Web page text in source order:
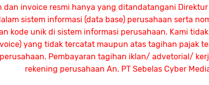
dan invoice resmi hanya yang ditandatangani Direktur
sistem informasi (data base) perusahaan serta
kode unik di sistem informasi perusahaan. Kami
yang tidak tercatat maupun atas tagihan pajak
Pembayaran tagihan iklan/ advetorial/
rekening perusahaan An. PT Sebelas Cyber